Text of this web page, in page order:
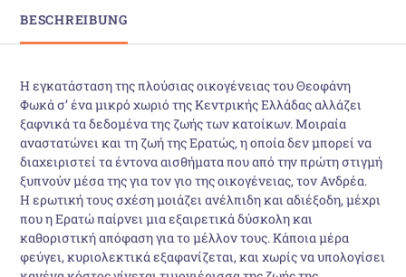
BESCHREIBUNG
Η εγκατάσταση της πλούσιας οικογένειας του Θεοφάνη
Φωκά σ’ ένα μικρό χωριό της Κεντρικής Ελλάδας αλλάζει
ξαφνικά τα δεδομένα της ζωής των κατοίκων. Μοιραία
αναστατώνει και τη ζωή της Ερατώς, η οποία δεν μπορεί να
δια­χειριστεί τα έντονα αισθήματα που από την πρώτη στιγμή
ξυπνούν μέσα της για τον γιο της οικογένειας, τον Ανδρέα.
Η ερωτική τους σχέση μοιάζει ανέλπιδη και αδιέξοδη, μέχρι
που η Ερατώ παίρνει μια εξαιρετικά δύσκολη και
καθοριστική απόφαση για το μέλλον τους. Κάποια μέρα
φεύγει, κυριολεκτικά εξαφανίζεται, και χωρίς να υπολογίσει